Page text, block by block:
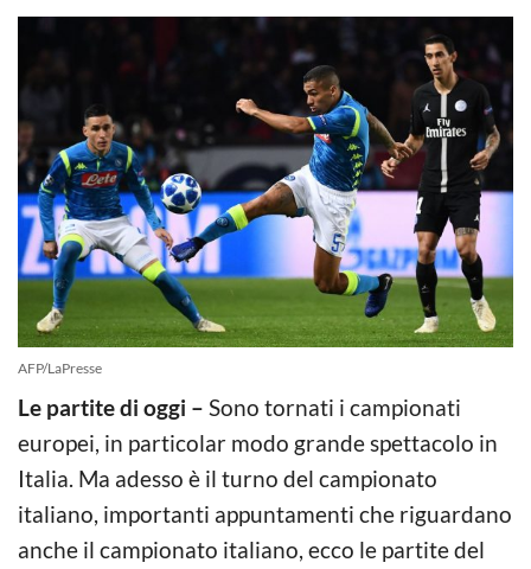
AFP/LaPresse
Le partite di oggi – Sono tornati i campionati
europei, in particolar modo grande spettacolo in
Italia. Ma adesso è il turno del campionato
italiano, importanti appuntamenti che riguardano
anche il campionato italiano, ecco le partite del